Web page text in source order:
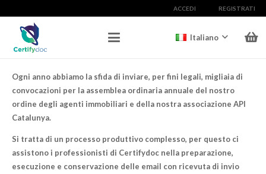
ACCEDI REGISTRATI
Italiano
Ogni anno abbiamo la sfida di inviare, per fini legali, migliaia di
convocazioni per la assemblea ordinaria annuale del nostro
ordine degli agenti immobiliari e della nostra associazione API
Catalunya.
Si tratta di un processo produttivo complesso, per questo ci
assistono i professionisti di Certifydoc nella preparazione,
esecuzione e conservazione delle email con ricevuta di invio